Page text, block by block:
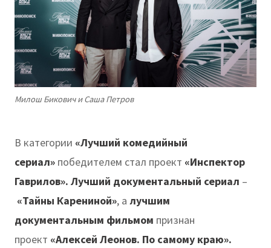
Милош Бикович и Саша Петров
В категории «Лучший комедийный
сериал» победителем стал проект «Инспектор
Гаврилов». Лучший документальный сериал –
«Тайны Карениной», а лучшим
документальным фильмом признан
проект «Алексей Леонов. По самому краю».